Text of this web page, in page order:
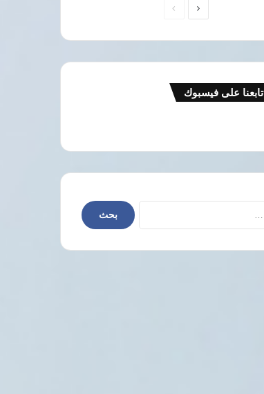
الصفحةالصفحة
تابعنا على فيسبوك
البحث
عن: